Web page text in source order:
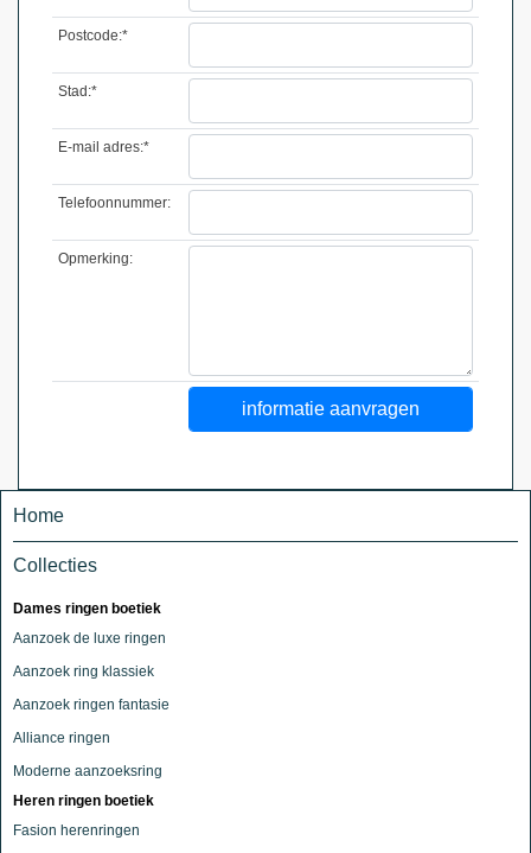
Postcode:*
Stad:*
E-mail adres:*
Telefoonnummer:
Opmerking:
Home
Collecties
Dames ringen boetiek
Aanzoek de luxe ringen
Aanzoek ring klassiek
Aanzoek ringen fantasie
Alliance ringen
Moderne aanzoeksring
Heren ringen boetiek
Fasion herenringen